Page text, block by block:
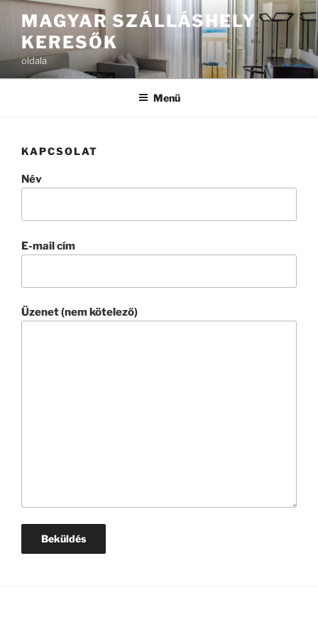
Tartalomhoz
MAGYAR SZÁLLÁSHELY
KERESŐK
oldala
Menü
KAPCSOLAT
Név
E-mail cím
Üzenet (nem kötelező)